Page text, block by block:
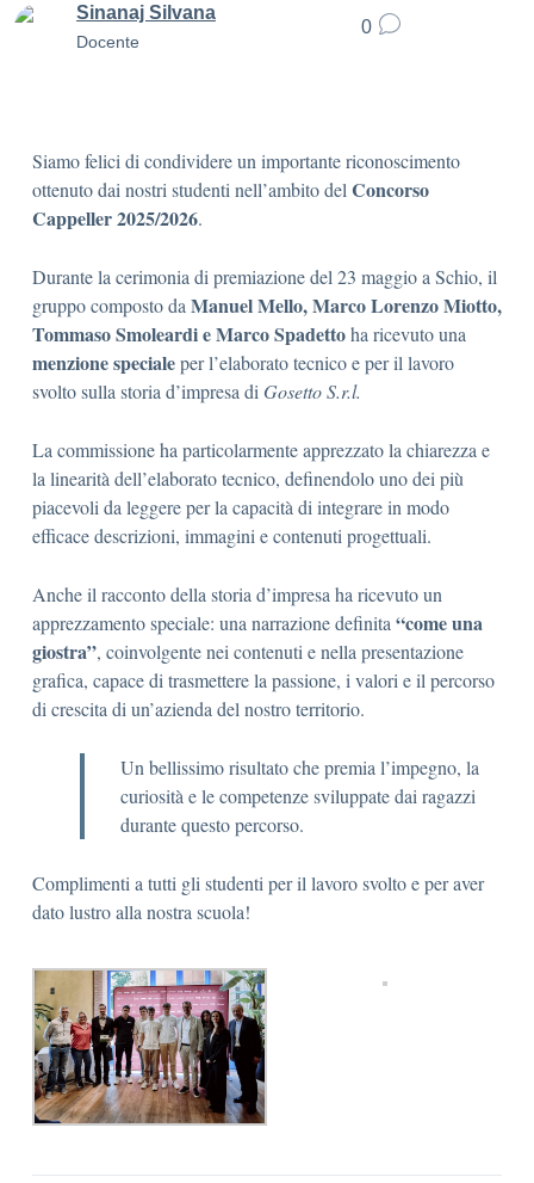
Sinanaj Silvana
Docente
0
Siamo felici di condividere un importante riconoscimento
ottenuto dai nostri studenti nell’ambito del Concorso
Cappeller 2025/2026.
Durante la cerimonia di premiazione del 23 maggio a Schio, il
gruppo composto da Manuel Mello, Marco Lorenzo Miotto,
Tommaso Smoleardi e Marco Spadettoha ricevuto una
menzione specialeper l’elaborato tecnico e per il lavoro
svolto sulla storia d’impresa di Gosetto S.r.l.
La commissione ha particolarmente apprezzato la chiarezza e
la linearità dell’elaborato tecnico, definendolo uno dei più
piacevoli da leggere per la capacità di integrare in modo
efficace descrizioni, immagini e contenuti progettuali.
Anche il racconto della storia d’impresa ha ricevuto un
apprezzamento speciale: una narrazione definita “come una
giostra”, coinvolgente nei contenuti e nella presentazione
grafica, capace di trasmettere la passione, i valori e il percorso
di crescita di un’azienda del nostro territorio.
Un bellissimo risultato che premia l’impegno, la
curiosità e le competenze sviluppate dai ragazzi
durante questo percorso.
Complimenti a tutti gli studenti per il lavoro svolto e per aver
dato lustro alla nostra scuola!